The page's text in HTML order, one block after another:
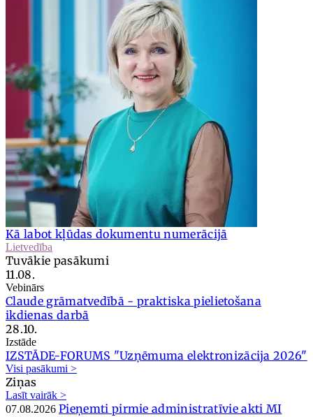
Kā labot kļūdas dokumentu numerācijā
Lietvedība
Tuvākie pasākumi
11.08.
Vebinārs
Claude grāmatvedībā - praktiska pielietošana
ikdienas darbā
28.10.
Izstāde
IZSTĀDE-FORUMS "Uzņēmuma elektronizācija 2026"
Visi pasākumi >
Ziņas
Lasīt vairāk >
07.08.2026 Pieņemti pirmie administratīvie akti MI